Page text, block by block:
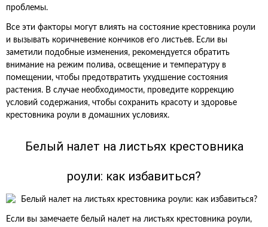
проблемы.
Все эти факторы могут влиять на состояние крестовника роули
и вызывать коричневение кончиков его листьев. Если вы
заметили подобные изменения, рекомендуется обратить
внимание на режим полива, освещение и температуру в
помещении, чтобы предотвратить ухудшение состояния
растения. В случае необходимости, проведите коррекцию
условий содержания, чтобы сохранить красоту и здоровье
крестовника роули в домашних условиях.
Белый налет на листьях крестовника
роули: как избавиться?
Если вы замечаете белый налет на листьях крестовника роули,